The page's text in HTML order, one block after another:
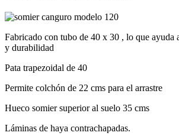
Fabricado con tubo de 40 x 30 , lo que ayuda
y durabilidad
Pata trapezoidal de 40
Permite colchón de 22 cms para el arrastre
Hueco somier superior al suelo 35 cms
Láminas de haya contrachapadas.